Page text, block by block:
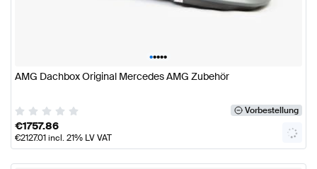
•••••
AMG Dachbox Original Mercedes AMG Zubehör
Vorbestellung
€1757.86
€2127.01incl. 21% LV VAT